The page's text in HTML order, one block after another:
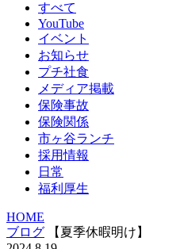
すべて
YouTube
イベント
お知らせ
プチ社食
メディア掲載
保険事故
保険関係
市ヶ谷ランチ
採用情報
日常
福利厚生
HOME
ブログ
【夏季休暇明け】